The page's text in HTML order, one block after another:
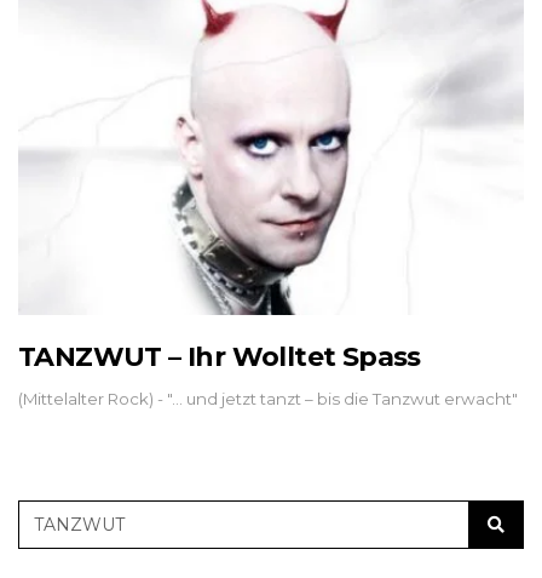
TANZWUT – Ihr Wolltet Spass
(Mittelalter Rock) - "... und jetzt tanzt – bis die Tanzwut erwacht"